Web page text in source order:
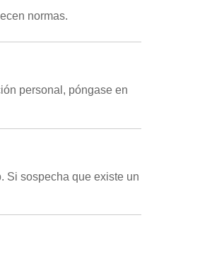
normas.
personal, póngase en
Si sospecha que existe un